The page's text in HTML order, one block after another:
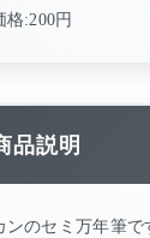
格:200円
品説明
ンのセミ万年筆で